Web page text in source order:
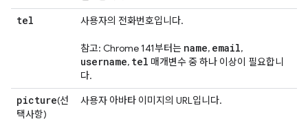
tel 사용자의 전화번호입니다.
참고: Chrome 141부터는 name, email,
username, tel 매개변수 중 하나 이상이 필요합니
다.
picture(선
택사항)
사용자 아바타 이미지의 URL입니다.